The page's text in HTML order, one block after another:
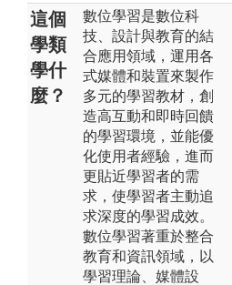
這個
學類
學什
麼？
數位學習是數位科
技、設計與教育的結
合應用領域，運用各
式媒體和裝置來製作
多元的學習教材，創
造高互動和即時回饋
的學習環境，並能優
化使用者經驗，進而
更貼近學習者的需
求，使學習者主動追
求深度的學習成效。
數位學習著重於整合
教育和資訊領域，以
學習理論、媒體設